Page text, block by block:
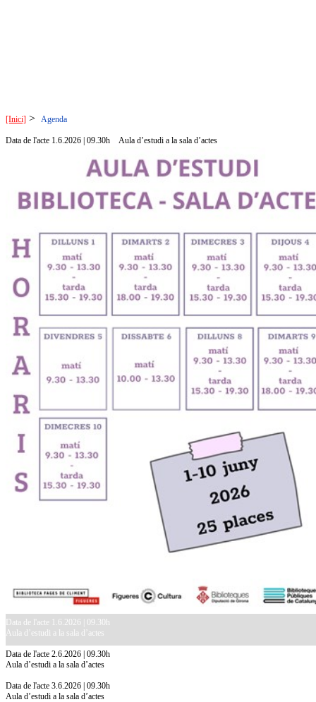
[Inici] > Agenda
Data de l'acte 1.6.2026 | 09.30h Aula d’estudi a la sala d’actes
Data de l'acte 1.6.2026 | 09.30h
Aula d’estudi a la sala d’actes
Data de l'acte 2.6.2026 | 09.30h
Aula d’estudi a la sala d’actes
Data de l'acte 3.6.2026 | 09.30h
Aula d’estudi a la sala d’actes